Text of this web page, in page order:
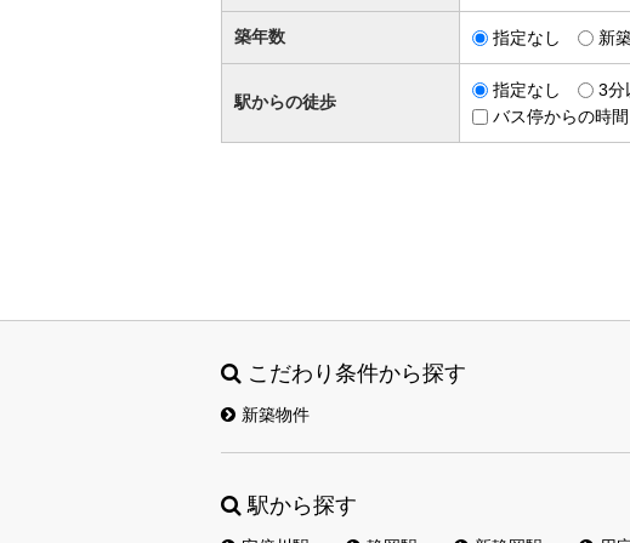
築年数 指定なし 新
駅からの徒歩
指定なし 3分
バス停からの時
こだわり条件から探す
新築物件
駅から探す